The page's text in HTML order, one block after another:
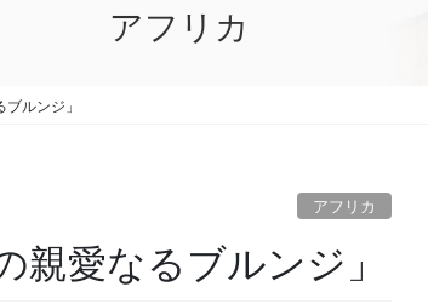
アフリカ
ルンジ」
アフリカ
親愛なるブルンジ」